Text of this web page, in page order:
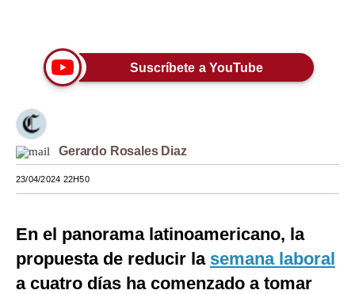
Viajes
Estilos
Mundo
España
Internacional
Suscríbete a YouTube
Gerardo Rosales Diaz
23/04/2024 22H50
En el panorama latinoamericano, la
propuesta de reducir la semana laboral
a cuatro días ha comenzado a tomar